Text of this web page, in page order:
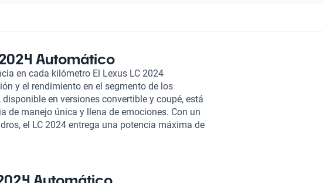
Automático
en cada kilómetro El Lexus LC 2024
y el rendimiento en el segmento de los
en versiones convertible y coupé, está
de manejo única y llena de emociones. Con un
el LC 2024 entrega una potencia máxima de
h en solo 4.4 segundos y con una velocidad
para cuatro pasajeros y un ambiente